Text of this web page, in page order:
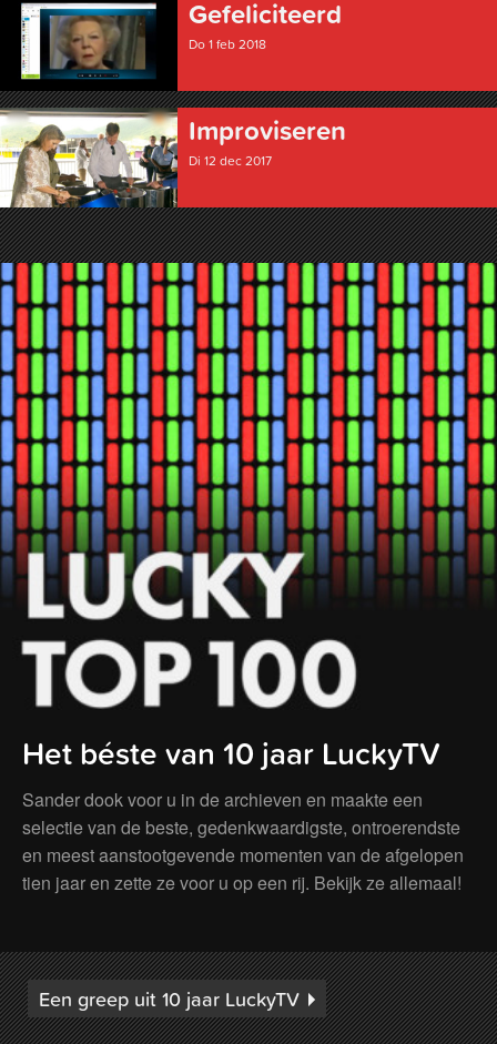
Gefeliciteerd
Do 1 feb 2018
Improviseren
Di 12 dec 2017
Het béste van 10 jaar LuckyTV
Sander dook voor u in de archieven en maakte een
selectie van de beste, gedenkwaardigste, ontroerendste
en meest aanstootgevende momenten van de afgelopen
tien jaar en zette ze voor u op een rij. Bekijk ze allemaal!
Een greep uit 10 jaar LuckyTV